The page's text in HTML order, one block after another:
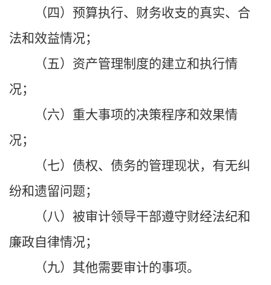
（四）预算执行、财务收支的真实、合
法和效益情况；
（五）资产管理制度的建立和执行情
况；
（六）重大事项的决策程序和效果情
况；
（七）债权、债务的管理现状，有无纠
纷和遗留问题；
（八）被审计领导干部遵守财经法纪和
廉政自律情况；
（九）其他需要审计的事项。